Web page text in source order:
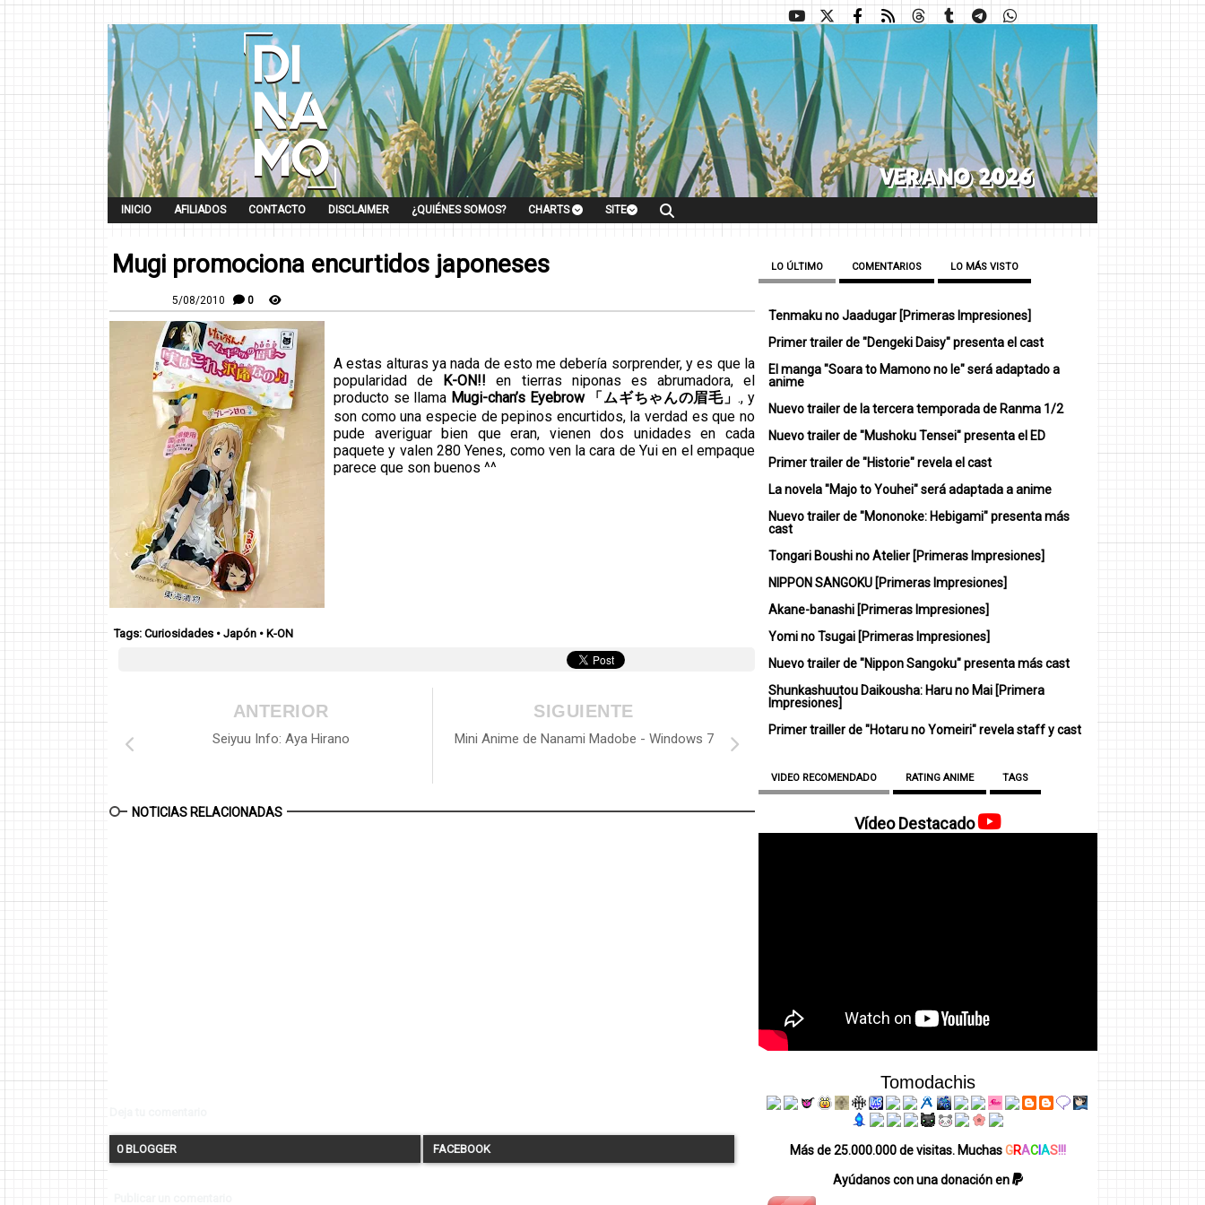
INICIO AFILIADOS CONTACTO DISCLAIMER ¿QUIÉNES SOMOS? CHARTS SITE
Mugi promociona encurtidos japoneses
5/08/2010 0
A estas alturas ya nada de esto me debería sorprender, y es que la
popularidad de K-ON!! en tierras niponas es abrumadora, el
producto se llama Mugi-chan’s Eyebrow 「ムギちゃんの眉毛」 ., y
son como una especie de pepinos encurtidos, la verdad es que no
pude averiguar bien que eran, vienen dos unidades en cada
paquete y valen 280 Yenes, como ven la cara de Yui en el empaque
parece que son buenos ^^
Tags: Curiosidades • Japón • K-ON
SIGUIENTE
Mini Anime de Nanami Madobe - Windows 7
ANTERIOR
Seiyuu Info: Aya Hirano
NOTICIAS RELACIONADAS
0 BLOGGER FACEBOOK
LO ÚLTIMO COMENTARIOS LO MÁS VISTO
Tenmaku no Jaadugar [Primeras Impresiones]
Primer trailer de "Dengeki Daisy" presenta el cast
El manga "Soara to Mamono no Ie" será adaptado a
anime
Nuevo trailer de la tercera temporada de Ranma 1/2
Nuevo trailer de "Mushoku Tensei" presenta el ED
Primer trailer de "Historie" revela el cast
La novela "Majo to Youhei" será adaptada a anime
Nuevo trailer de "Mononoke: Hebigami" presenta más
cast
Tongari Boushi no Atelier [Primeras Impresiones]
NIPPON SANGOKU [Primeras Impresiones]
Akane-banashi [Primeras Impresiones]
Yomi no Tsugai [Primeras Impresiones]
Nuevo trailer de "Nippon Sangoku" presenta más cast
Shunkashuutou Daikousha: Haru no Mai [Primera
Impresiones]
Primer trailler de "Hotaru no Yomeiri" revela staff y cast
VIDEO RECOMENDADO RATING ANIME TAGS
Vídeo Destacado
Tomodachis
Más de 25.000.000 de visitas. MuchasGRACAS!!!
Ayúdanos con una donación en